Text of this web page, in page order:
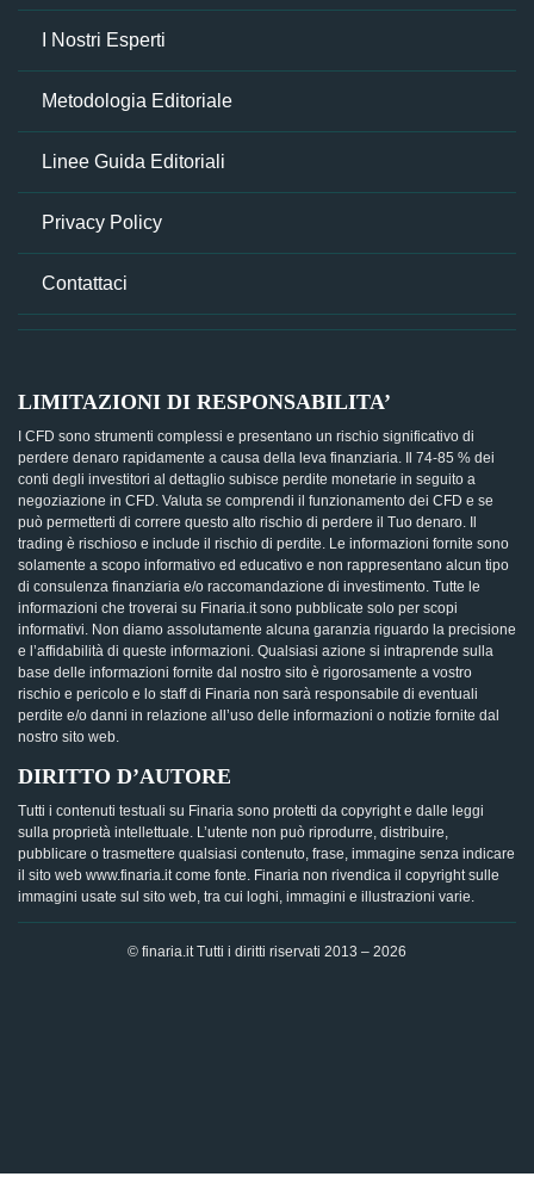
I Nostri Esperti
Metodologia Editoriale
Linee Guida Editoriali
Privacy Policy
Contattaci
LIMITAZIONI DI RESPONSABILITA’
I CFD sono strumenti complessi e presentano un rischio significativo di
perdere denaro rapidamente a causa della leva finanziaria. Il 74-85 % dei
conti degli investitori al dettaglio subisce perdite monetarie in seguito a
negoziazione in CFD. Valuta se comprendi il funzionamento dei CFD e se
può permetterti di correre questo alto rischio di perdere il Tuo denaro. Il
trading è rischioso e include il rischio di perdite. Le informazioni fornite sono
solamente a scopo informativo ed educativo e non rappresentano alcun tipo
di consulenza finanziaria e/o raccomandazione di investimento. Tutte le
informazioni che troverai su Finaria.it sono pubblicate solo per scopi
informativi. Non diamo assolutamente alcuna garanzia riguardo la precisione
e l’affidabilità di queste informazioni. Qualsiasi azione si intraprende sulla
base delle informazioni fornite dal nostro sito è rigorosamente a vostro
rischio e pericolo e lo staff di Finaria non sarà responsabile di eventuali
perdite e/o danni in relazione all’uso delle informazioni o notizie fornite dal
nostro sito web.
DIRITTO D’AUTORE
Tutti i contenuti testuali su Finaria sono protetti da copyright e dalle leggi
sulla proprietà intellettuale. L’utente non può riprodurre, distribuire,
pubblicare o trasmettere qualsiasi contenuto, frase, immagine senza indicare
il sito web www.finaria.it come fonte. Finaria non rivendica il copyright sulle
immagini usate sul sito web, tra cui loghi, immagini e illustrazioni varie.
© finaria.it Tutti i diritti riservati 2013 – 2026